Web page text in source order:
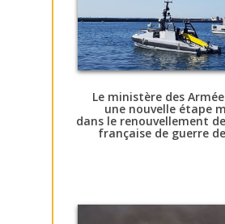
Le ministère des
une nouvelle étape
dans le renouvellement
française de guerre